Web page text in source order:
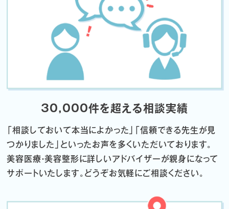
30,000件を超える相談実績
「相談しておいて本当によかった」「信頼できる先生が見
つかりました」 といったお声を多くいただいております。
美容医療・美容整形に詳しいアドバイザーが親身になって
サポートいたします。 どうぞお気軽にご相談ください。